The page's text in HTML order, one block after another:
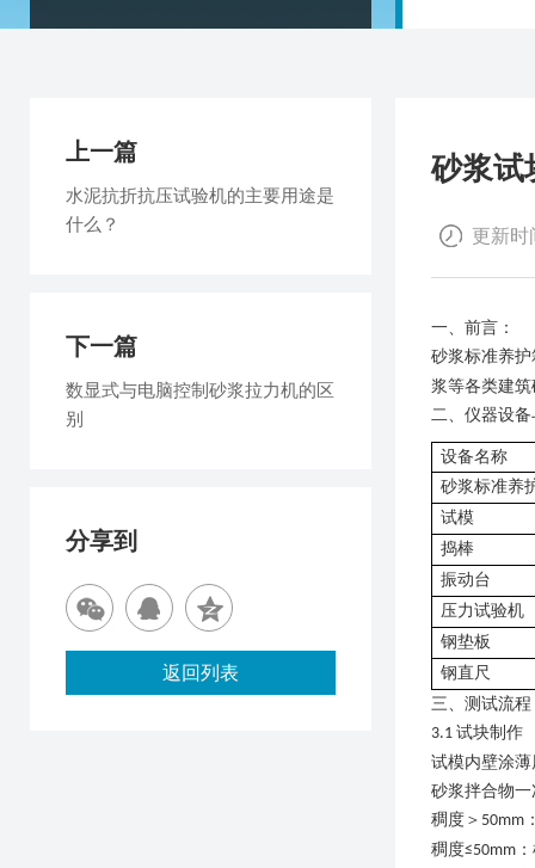
砂浆试
更新时
一、 前言 ：
砂浆标准养护
浆等各类建
二、 仪器设
设备名称
砂浆标准养
试模
捣棒
振动台
压力试验机
钢垫板
钢直尺
三、测试流程
3.1 试块制作
试模内壁涂
砂浆拌合物
稠度＞ 50mm
稠度≤50mm
上一篇
水泥抗折抗压试验机的主要用途是
什么？
下一篇
数显式与电脑控制砂浆拉力机的区
别
分享到
返回列表